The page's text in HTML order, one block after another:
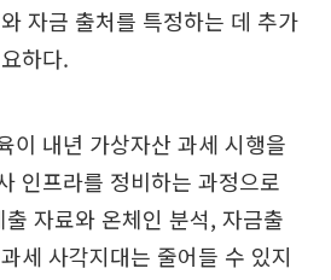
자금 출처를 특정하는 데 추가
하다.
이 내년 가상자산 과세 시행을
인프라를 정비하는 과정으로
자료와 온체인 분석, 자금출
세 사각지대는 줄어들 수 있지